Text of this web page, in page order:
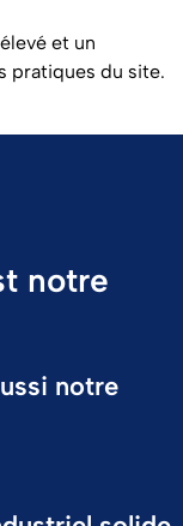
et un
pratiques du site.
notre
notre